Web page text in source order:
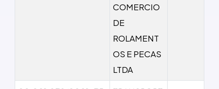
COMERCIO
DE
ROLAMENT
OS E PECAS
LTDA